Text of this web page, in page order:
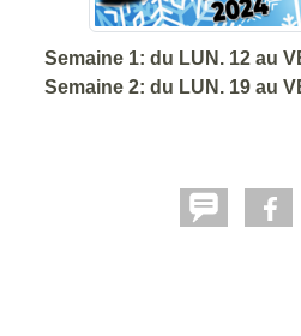
Semaine 1: du LUN. 12 au
Semaine 2: du LUN. 19 au